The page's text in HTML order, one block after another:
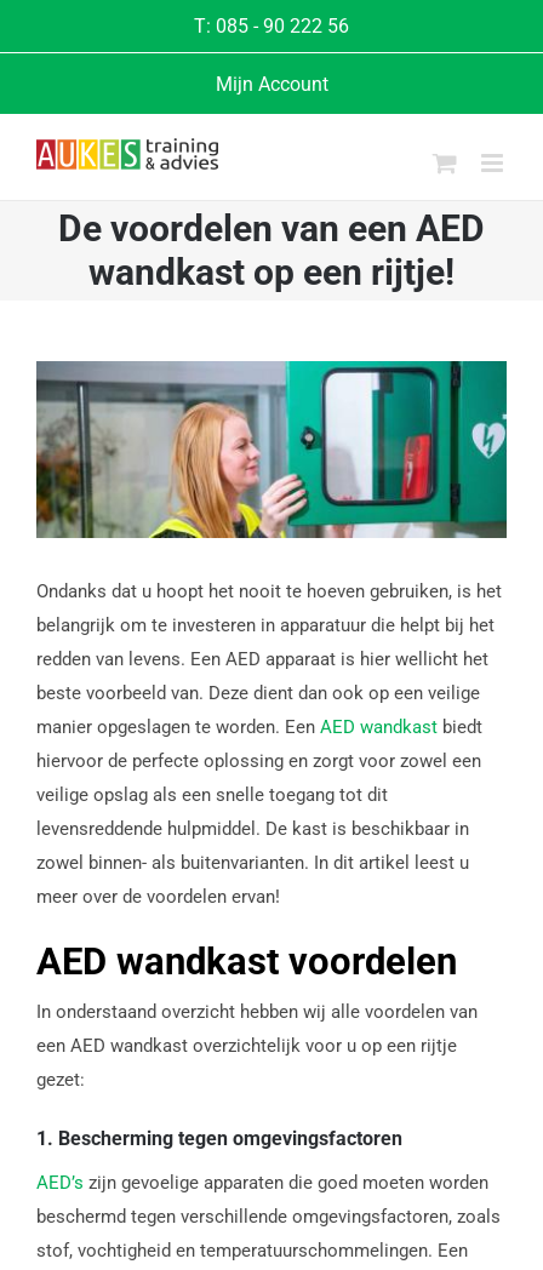
naar
T: 085 - 90 222 56
Mijn Account
De voordelen van een AED
wandkast op een rijtje!
Bekijk
grotere
afbeelding
Ondanks dat u hoopt het nooit te hoeven gebruiken, is het
belangrijk om te investeren in apparatuur die helpt bij het
redden van levens. Een AED apparaat is hier wellicht het
beste voorbeeld van. Deze dient dan ook op een veilige
manier opgeslagen te worden. Een AED wandkast biedt
hiervoor de perfecte oplossing en zorgt voor zowel een
veilige opslag als een snelle toegang tot dit
levensreddende hulpmiddel. De kast is beschikbaar in
zowel binnen- als buitenvarianten. In dit artikel leest u
meer over de voordelen ervan!
AED wandkast voordelen
In onderstaand overzicht hebben wij alle voordelen van
een AED wandkast overzichtelijk voor u op een rijtje
gezet:
1. Bescherming tegen omgevingsfactoren
AED’s zijn gevoelige apparaten die goed moeten worden
beschermd tegen verschillende omgevingsfactoren, zoals
stof, vochtigheid en temperatuurschommelingen. Een